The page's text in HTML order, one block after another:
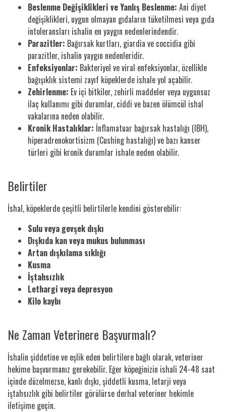
Beslenme Değişiklikleri ve Yanlış Beslenme: Ani diyet
değişiklikleri, uygun olmayan gıdaların tüketilmesi veya gıda
intoleransları ishalin en yaygın nedenlerindendir.
Parazitler: Bağırsak kurtları, giardia ve coccidia gibi
parazitler, ishalin yaygın nedenleridir.
Enfeksiyonlar: Bakteriyel ve viral enfeksiyonlar, özellikle
bağışıklık sistemi zayıf köpeklerde ishale yol açabilir.
Zehirlenme: Ev içi bitkiler, zehirli maddeler veya uygunsuz
ilaç kullanımı gibi durumlar, ciddi ve bazen ölümcül ishal
vakalarına neden olabilir.
Kronik Hastalıklar: İnflamatuar bağırsak hastalığı (IBH),
hiperadrenokortisizm (Cushing hastalığı) ve bazı kanser
türleri gibi kronik durumlar ishale neden olabilir.
Belirtiler
İshal, köpeklerde çeşitli belirtilerle kendini gösterebilir:
Sulu veya gevşek dışkı
Dışkıda kan veya mukus bulunması
Artan dışkılama sıklığı
Kusma
İştahsızlık
Lethargi veya depresyon
Kilo kaybı
Ne Zaman Veterinere Başvurmalı?
İshalin şiddetine ve eşlik eden belirtilere bağlı olarak, veteriner
hekime başvurmanız gerekebilir. Eğer köpeğinizin ishali 24-48 saat
içinde düzelmezse, kanlı dışkı, şiddetli kusma, letarji veya
iştahsızlık gibi belirtiler görülürse derhal veteriner hekimle
iletişime geçin.